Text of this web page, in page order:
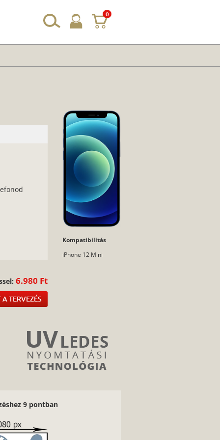
0
6.980 Ft
TERVEZÉS
Kompatibilitás
iPhone 12 Mini
9 pontban